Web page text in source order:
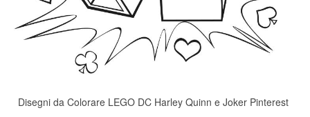
Disegni da Colorare LEGO DC Harley Quinn e Joker Pinterest